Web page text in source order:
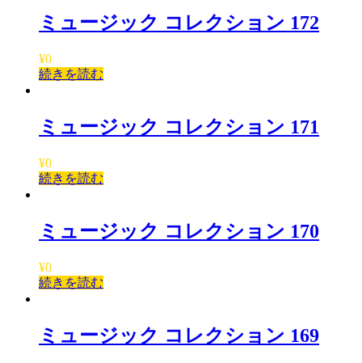
ミュージック コレクション 172
¥0
続きを読む
ミュージック コレクション 171
¥0
続きを読む
ミュージック コレクション 170
¥0
続きを読む
ミュージック コレクション 169